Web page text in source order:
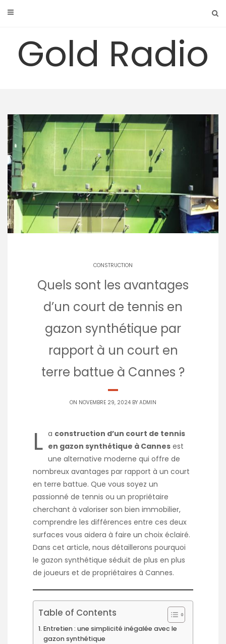
Gold Radio
CONSTRUCTION
Quels sont les avantages
d’un court de tennis en
gazon synthétique par
rapport à un court en
terre battue à Cannes ?
ON NOVEMBRE 29, 2024 BY ADMIN
L a construction d’un court de tennis
en gazon synthétique à Cannes est
une alternative moderne qui offre de
nombreux avantages par rapport à un court
en terre battue. Que vous soyez un
passionné de tennis ou un propriétaire
cherchant à valoriser son bien immobilier,
comprendre les différences entre ces deux
surfaces vous aidera à faire un choix éclairé.
Dans cet article, nous détaillerons pourquoi
le gazon synthétique séduit de plus en plus
de joueurs et de propriétaires à Cannes.
Table of Contents
Entretien : une simplicité inégalée avec le
gazon synthétique